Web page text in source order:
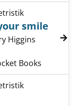
shadow of your
smile
Higgins Suche
Books